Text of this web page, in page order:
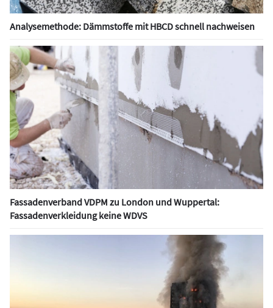
Analysemethode: Dämmstoffe mit HBCD schnell nachweisen
Fassadenverband VDPM zu London und Wuppertal:
Fassadenverkleidung keine WDVS